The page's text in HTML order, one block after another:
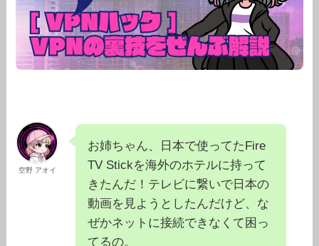
空野 アオイ
お姉ちゃん、日本で使ってたFire
TV Stickを海外のホテルに持って
きたんだ！テレビに繋いで日本の
動画を見ようとしたんだけど、な
ぜかネットに接続できなくて困っ
てるの。